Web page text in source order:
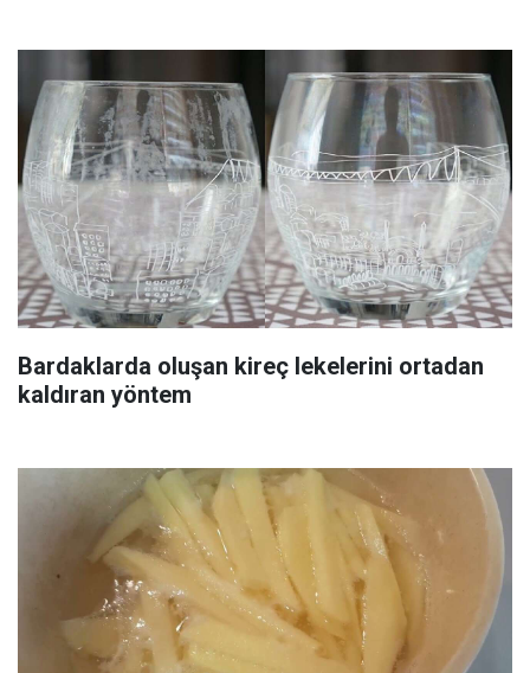
Bardaklarda oluşan kireç lekelerini ortadan
kaldıran yöntem